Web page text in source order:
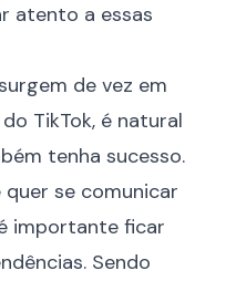
atento a essas
de vez em
TikTok, é natural
tenha sucesso.
se comunicar
importante ficar
Sendo